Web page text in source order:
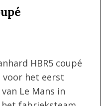
HBR5 coupé
het eerst
Le Mans in